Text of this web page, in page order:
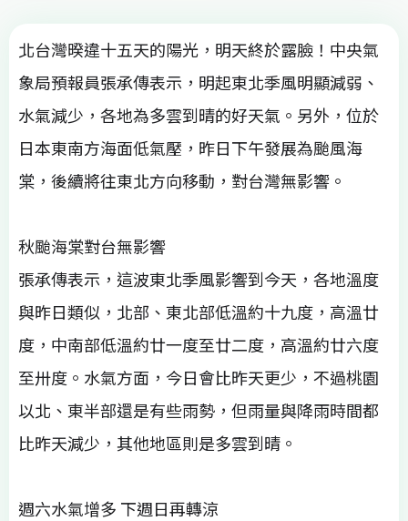
北台灣暌違十五天的陽光，明天終於露臉！中央氣
象局預報員張承傳表示，明起東北季風明顯減弱、
水氣減少，各地為多雲到晴的好天氣。另外，位於
日本東南方海面低氣壓，昨日下午發展為颱風海
棠，後續將往東北方向移動，對台灣無影響。
秋颱海棠對台無影響
張承傳表示，這波東北季風影響到今天，各地溫度
與昨日類似，北部、東北部低溫約十九度，高溫廿
度，中南部低溫約廿一度至廿二度，高溫約廿六度
至卅度。水氣方面，今日會比昨天更少，不過桃園
以北、東半部還是有些雨勢，但雨量與降雨時間都
比昨天減少，其他地區則是多雲到晴。
週六水氣增多 下週日再轉涼